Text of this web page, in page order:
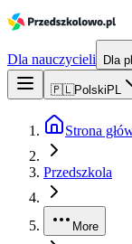
Dla nauczycieli Dla
🇵🇱Polski PL
Strona
Przedszkola
More